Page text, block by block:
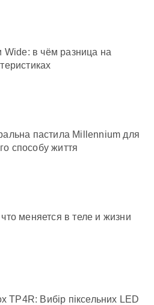
Wide: в чём разница на
пастила Millennium для
способу життя
меняется в теле и жизни
TP4R: Вибір піксельних LED